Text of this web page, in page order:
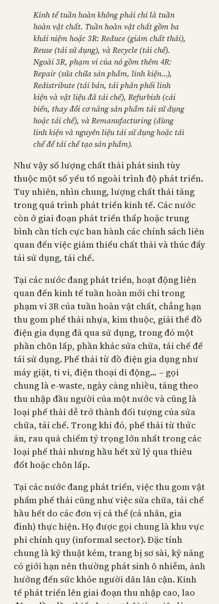
Kinh tế tuần hoàn không phải chỉ là tuần
hoàn vật chất. Tuần hoàn vật chất gồm ba
khái niệm hoặc 3R: Reduce (giảm chất thải),
Reuse (tái sử dụng), và Recycle (tái chế).
Ngoài 3R, phạm vi của nó gồm thêm 4R:
Repair (sửa chữa sản phẩm, linh kiện…),
Redistribute (tái bán, tái phân phối linh
kiện và vật liệu đã tái chế), Refurbish (cải
biến, thay đổi cơ năng sản phẩm tái sử dụng
hoặc tái chế), và Remanufacturing (dùng
linh kiện và nguyên liệu tái sử dụng hoặc tái
chế để tái chế tạo sản phẩm).
Như vậy số lượng chất thải phát sinh tùy
thuộc một số yếu tố ngoài trình độ phát triển.
Tuy nhiên, nhìn chung, lượng chất thải tăng
trong quá trình phát triển kinh tế. Các nước
còn ở giai đoạn phát triển thấp hoặc trung
bình cần tích cực ban hành các chính sách liên
quan đến việc giảm thiểu chất thải và thúc đẩy
tái sử dụng, tái chế.
Tại các nước đang phát triển, hoạt động liên
quan đến kinh tế tuần hoàn mới chỉ trong
phạm vi 3R của tuần hoàn vật chất, chẳng hạn
thu gom phế thải nhựa, kim thuộc, giải thể đồ
điện gia dụng đã qua sử dụng, trong đó một
phần chôn lấp, phần khác sửa chữa, tái chế để
tái sử dụng. Phế thải từ đồ điện gia dụng như
máy giặt, ti vi, điện thoại di động… – gọi
chung là e-waste, ngày càng nhiều, tăng theo
thu nhập đầu người của một nước và cũng là
loại phế thải dễ trở thành đối tượng của sửa
chữa, tái chế. Trong khi đó, phế thải từ thức
ăn, rau quả chiếm tỷ trọng lớn nhất trong các
loại phế thải nhưng hầu hết xử lý qua thiêu
đốt hoặc chôn lấp.
Tại các nước đang phát triển, việc thu gom vật
phẩm phế thải cũng như việc sửa chữa, tái chế
hầu hết do các đơn vị cá thể (cá nhân, gia
đình) thực hiện. Họ được gọi chung là khu vực
phi chính quy (informal sector). Đặc tính
chung là kỹ thuật kém, trang bị sơ sài, kỹ năng
có giới hạn nên thường phát sinh ô nhiễm, ảnh
hưởng đến sức khỏe người dân lân cận. Kinh
tế phát triển lên giai đoạn thu nhập cao, lao